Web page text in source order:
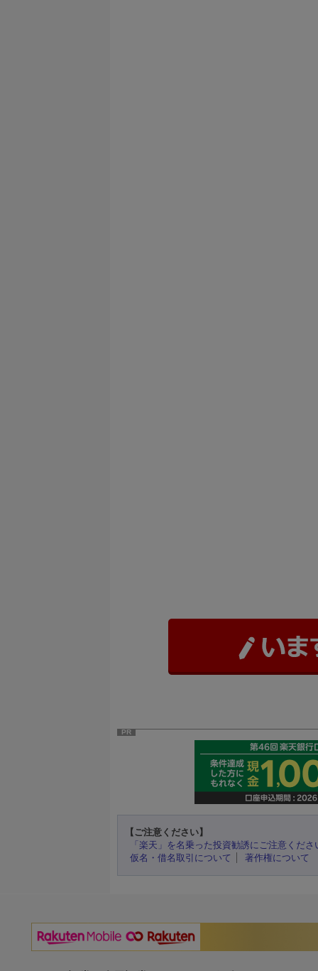
PR
【ご注意ください】
「楽天」を名乗った投資勧誘にご注意くださ
仮名・借名取引について
著作権について